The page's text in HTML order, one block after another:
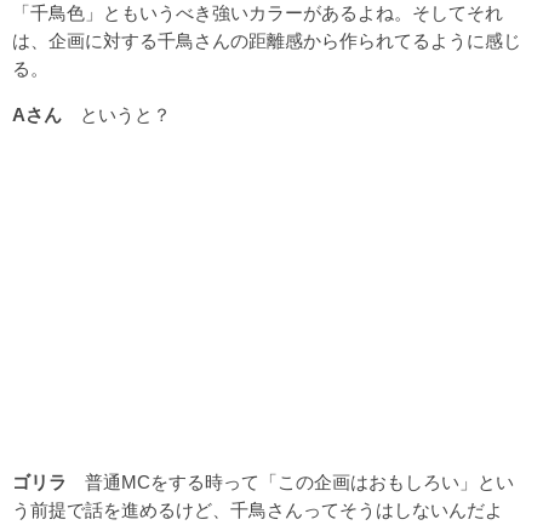
「千鳥色」ともいうべき強いカラーがあるよね。そしてそれ
は、企画に対する千鳥さんの距離感から作られてるように感じ
る。
Aさん というと？
ゴリラ
普通MCをする時って「この企画はおもしろい」とい
う前提で話を進めるけど、千鳥さんってそうはしないんだよ